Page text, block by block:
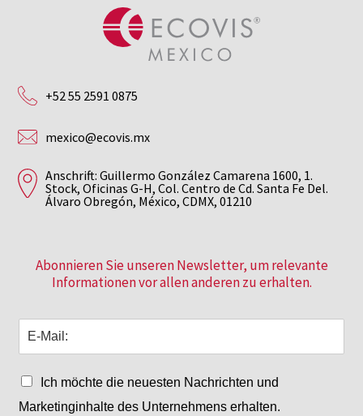
+52 55 2591 0875
mexico@ecovis.mx
Anschrift: Guillermo González Camarena 1600, 1.
Stock, Oficinas G-H, Col. Centro de Cd. Santa Fe Del.
Álvaro Obregón, México, CDMX, 01210
Abonnieren Sie unseren Newsletter, um relevante
Informationen vor allen anderen zu erhalten.
Ich möchte die neuesten Nachrichten und
Marketinginhalte des Unternehmens erhalten.